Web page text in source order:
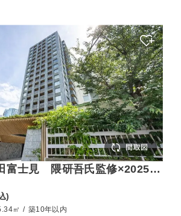
富士見 隈研吾氏監修×2025年
)
㎡ / 築10年以内